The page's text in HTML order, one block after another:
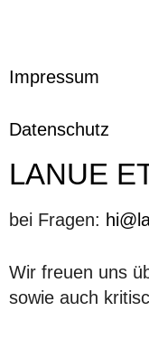
Impressum
Datenschutz
LANUE
bei Fragen:
Wir freuen uns
sowie auch